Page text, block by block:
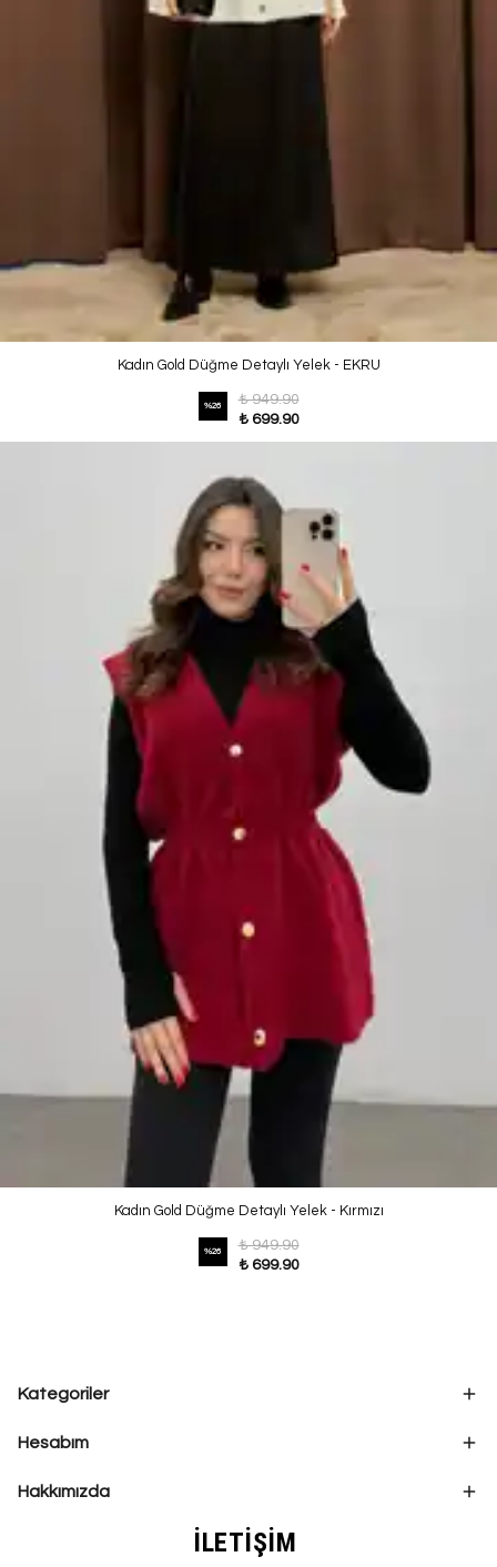
Kadın Gold Düğme Detaylı Yelek - EKRU
%26
₺ 949.90
₺ 699.90
Kadın Gold Düğme Detaylı Yelek - Kırmızı
%26
₺ 949.90
₺ 699.90
Kategoriler
Hesabım
Hakkımızda
İLETİŞİM